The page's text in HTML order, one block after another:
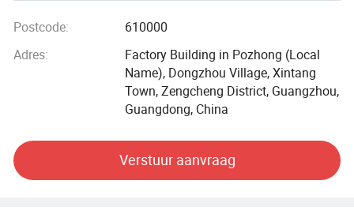
De belangrijkste producten van het bedrijf zijn: Kast
FM200 brandblusapparaten, leidingnetwerk FM200
brandblussystemen, IG541 gasbrandblussystemen, IG100-
stikstof brandblussystemen, perfluorohexaan
brandblusapparatuur, enz. meerdere soorten
behoeften van klanten voldoen, brandblusplannen naar
eigen behoefte aanpassen, en bieden de meest
professionele en attente diensten.
Postcode:
610000
Adres:
Factory Building in Pozhong (Local
Name), Dongzhou Village, Xintang
Town, Zengcheng District, Guangzhou,
Guangdong, China
Verstuur aanvraag